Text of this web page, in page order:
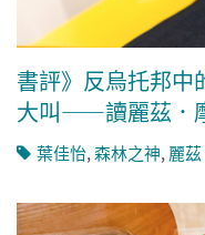
書評》反烏托邦中
大叫——讀麗茲．
葉佳怡,森林之神, 麗